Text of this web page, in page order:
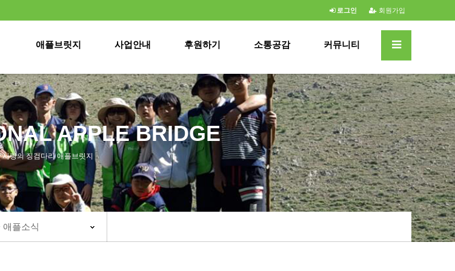
회원가입
로그인
애플브릿지 사업안내 후원하기 소통공감 커뮤니티
APPLE BRIDGE
사랑의 징검다리 애플브릿지
플소식